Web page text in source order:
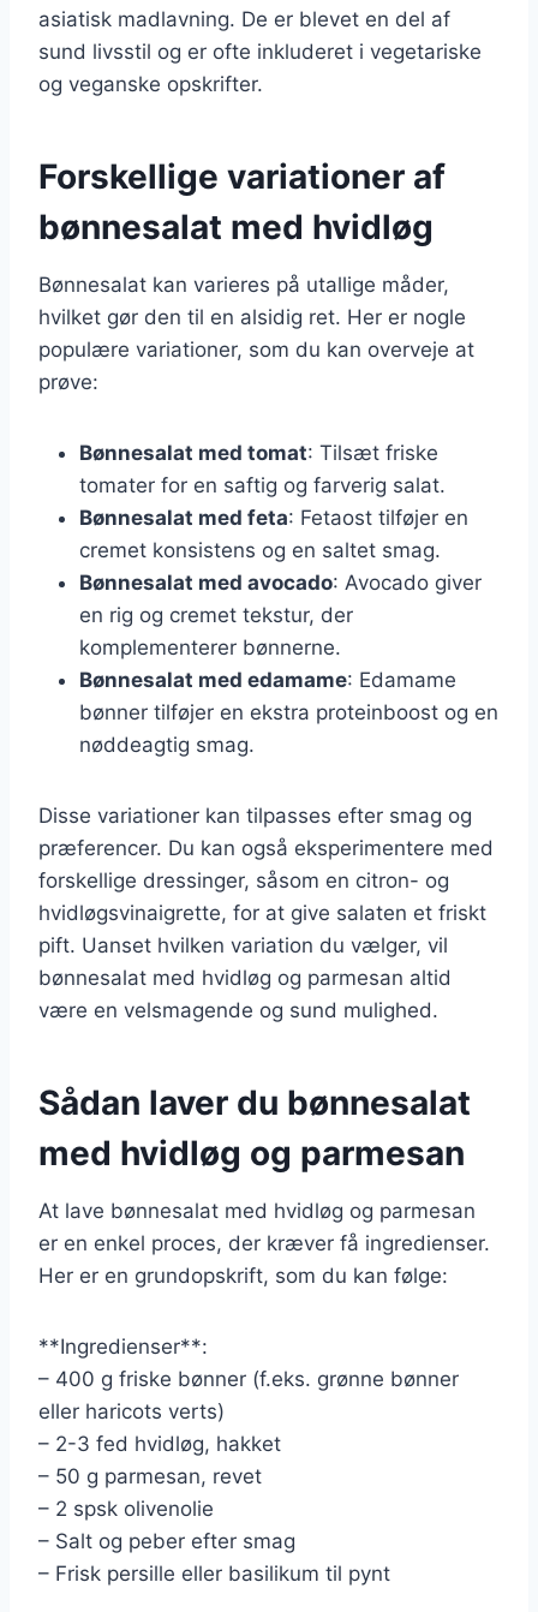
asiatisk madlavning. De er blevet en del af
sund livsstil og er ofte inkluderet i vegetariske
og veganske opskrifter.
Forskellige variationer af
bønnesalat med hvidløg
Bønnesalat kan varieres på utallige måder,
hvilket gør den til en alsidig ret. Her er nogle
populære variationer, som du kan overveje at
prøve:
Bønnesalat med tomat: Tilsæt friske
tomater for en saftig og farverig salat.
Bønnesalat med feta: Fetaost tilføjer en
cremet konsistens og en saltet smag.
Bønnesalat med avocado: Avocado giver
en rig og cremet tekstur, der
komplementerer bønnerne.
Bønnesalat med edamame: Edamame
bønner tilføjer en ekstra proteinboost og en
nøddeagtig smag.
Disse variationer kan tilpasses efter smag og
præferencer. Du kan også eksperimentere med
forskellige dressinger, såsom en citron- og
hvidløgsvinaigrette, for at give salaten et friskt
pift. Uanset hvilken variation du vælger, vil
bønnesalat med hvidløg og parmesan altid
være en velsmagende og sund mulighed.
Sådan laver du bønnesalat
med hvidløg og parmesan
At lave bønnesalat med hvidløg og parmesan
er en enkel proces, der kræver få ingredienser.
Her er en grundopskrift, som du kan følge:
**Ingredienser**:
– 400 g friske bønner (f.eks. grønne bønner
eller haricots verts)
– 2-3 fed hvidløg, hakket
– 50 g parmesan, revet
– 2 spsk olivenolie
– Salt og peber efter smag
– Frisk persille eller basilikum til pynt